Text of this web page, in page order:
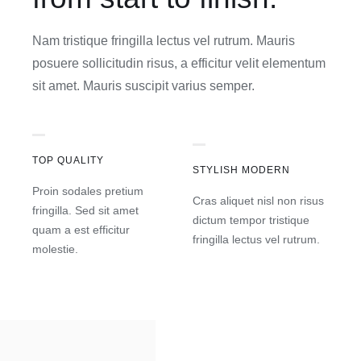
Nam tristique fringilla lectus vel rutrum. Mauris
posuere sollicitudin risus, a efficitur velit elementum
sit amet. Mauris suscipit varius semper.
TOP QUALITY
Proin sodales pretium
fringilla. Sed sit amet
quam a est efficitur
molestie.
STYLISH MODERN
Cras aliquet nisl non risus
dictum tempor tristique
fringilla lectus vel rutrum.